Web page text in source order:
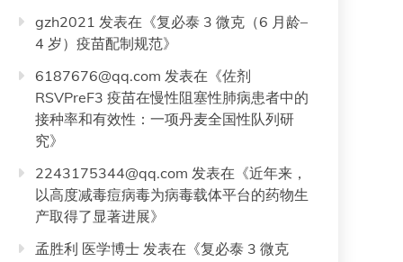
gzh2021 发表在《复必泰 3 微克（6 月龄–
4 岁）疫苗配制规范》
6187676@qq.com 发表在《佐剂
RSVPreF3 疫苗在慢性阻塞性肺病患者中的
接种率和有效性：一项丹麦全国性队列研
究》
2243175344@qq.com 发表在《近年来，
以高度减毒痘病毒为病毒载体平台的药物生
产取得了显著进展》
孟胜利 医学博士 发表在《复必泰 3 微克